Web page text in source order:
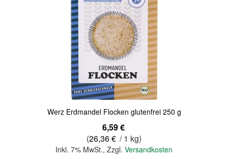
Werz Erdmandel Flocken glutenfrei 250 g
6,59 €
(26,36 € / 1 kg)
Inkl. 7% MwSt., Zzgl. Versandkosten